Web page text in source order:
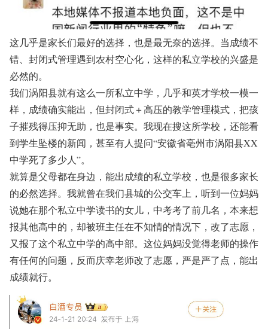
这几乎是家长们最好的选择，也是最无奈的选择。当成绩不
错、封闭式管理遇到农村空心化，这样的私立学校的兴盛是
必然的。
我们涡阳县就有这么一所私立中学，几乎和英才学校一模一
样，成绩确实能出，但封闭式＋高压的教学管理模式，把孩
子摧残得压抑无助，也是事实。我现在搜这所学校，还能看
到学生坠楼的新闻，甚至有人提问“安徽省亳州市涡阳县XX
中学死了多少人”。
就算是父母都在身边，能出成绩的私立学校，也是很多家长
的必然选择。我就曾在我们县城的公交车上，听到一位妈妈
说她在那个私立中学读书的女儿，中考考了前几名，本来想
报其他高中的，却被班主任在不知情的情况下，改了志愿，
又报了这个私立中学的高中部。这位妈妈没觉得老师的操作
有任何的问题，反而庆幸老师改了志愿，严是严了点，能出
成绩就行。